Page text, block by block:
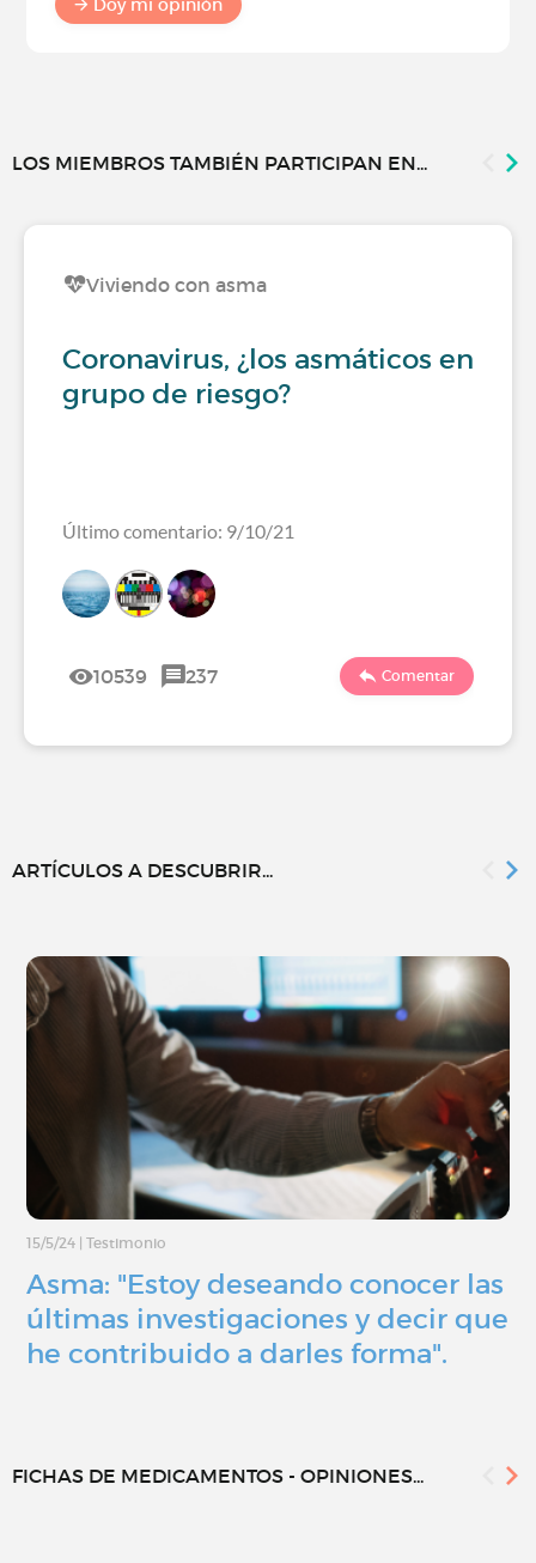
Doy mi opinión
LOS MIEMBROS TAMBIÉN PARTICIPAN EN...
Viviendo con asma
Coronavirus, ¿los asmáticos en
grupo de riesgo?
Último comentario: 9/10/21
10539 237 Comentar
ARTÍCULOS A DESCUBRIR...
15/5/24 Testimonio
Asma: "Estoy deseando conocer las
últimas investigaciones y decir que
he contribuido a darles forma".
FICHAS DE MEDICAMENTOS - OPINIONES...